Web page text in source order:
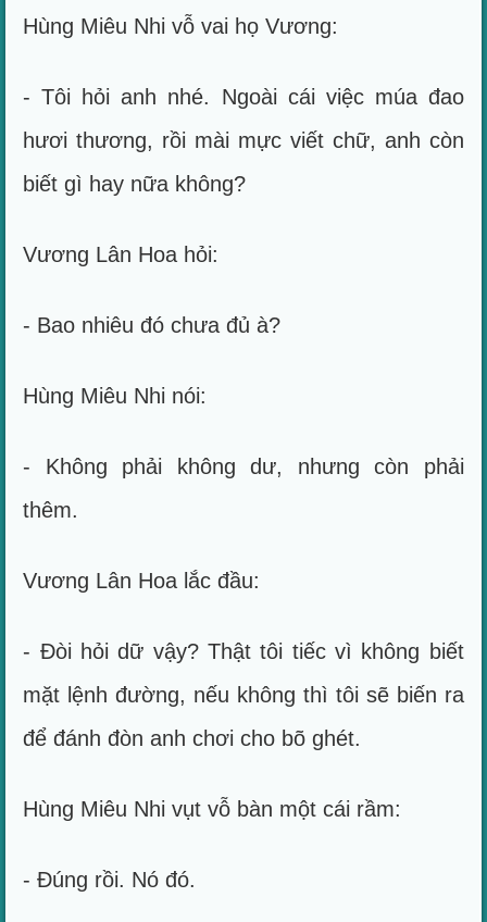
Hùng Miêu Nhi vỗ vai họ Vương:
- Tôi hỏi anh nhé. Ngoài cái việc múa đao
hươi thương, rồi mài mực viết chữ, anh còn
biết gì hay nữa không?
Vương Lân Hoa hỏi:
- Bao nhiêu đó chưa đủ à?
Hùng Miêu Nhi nói:
- Không phải không dư, nhưng còn phải
thêm.
Vương Lân Hoa lắc đầu:
- Đòi hỏi dữ vậy? Thật tôi tiếc vì không biết
mặt lệnh đường, nếu không thì tôi sẽ biến ra
để đánh đòn anh chơi cho bõ ghét.
Hùng Miêu Nhi vụt vỗ bàn một cái rầm:
- Đúng rồi. Nó đó.